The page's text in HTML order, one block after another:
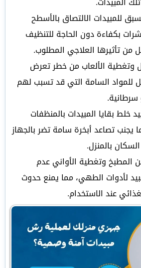
للمبيدات الالتصاق بالأسطح
بكفاءة دون الحاجة للتنظيف
من تأثيرها العلاجي المطلوب.
وتغطية الألعاب من خطر تعرض
للمواد السامة التي قد تسبب لهم
سرطانية.
خلط بقايا المبيدات بالمنظفات
يجنب تصاعد أبخرة سامة تضر بالجهاز
بالمنزل.
المطبخ وتغطية الأواني عدم
لأدوات الطهي، مما يمنع حدوث
عند الاستخدام.